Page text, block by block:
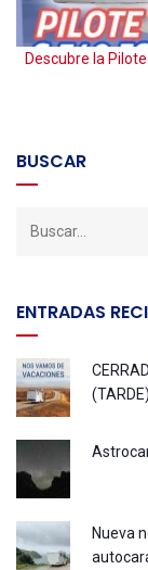
Descubre la
BUSCAR
ENTRADAS
Nueva